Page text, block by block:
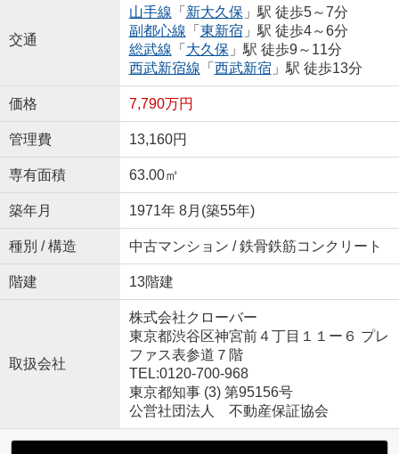
交通
山手線 「 新大久保 」駅 徒歩5～7分
副都心線 「 東新宿 」駅 徒歩4～6分
総武線 「 大久保 」駅 徒歩9～11分
西武新宿線 「 西武新宿 」駅 徒歩13分
価格 7,790万円
管理費 13,160円
専有面積 63.00㎡
築年月 1971年 8月(築55年)
種別 / 構造 中古マンション / 鉄骨鉄筋コンクリート
階建 13階建
取扱会社
株式会社クローバー
東京都渋谷区神宮前４丁目１１ー６ プレ
ファス表参道７階
TEL:0120-700-968
東京都知事 (3) 第95156号
公営社団法人 不動産保証協会